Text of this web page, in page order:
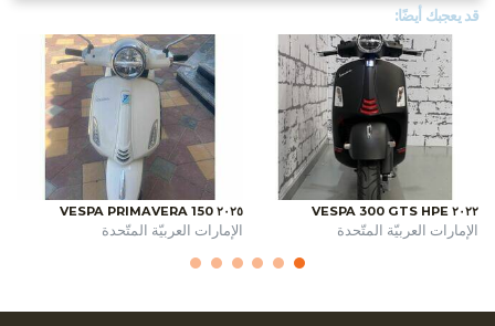
قد يعجبك أيضًا:
٢٠٢٢ VESPA 300 GTS HPE
الإمارات العربيّة المتّحدة
٢٠٢٥ VESPA PRIMAVERA 150
الإمارات العربيّة المتّحدة